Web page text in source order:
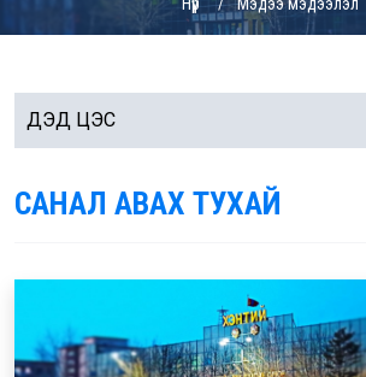
ДЭД ЦЭС
САНАЛ АВАХ ТУХАЙ